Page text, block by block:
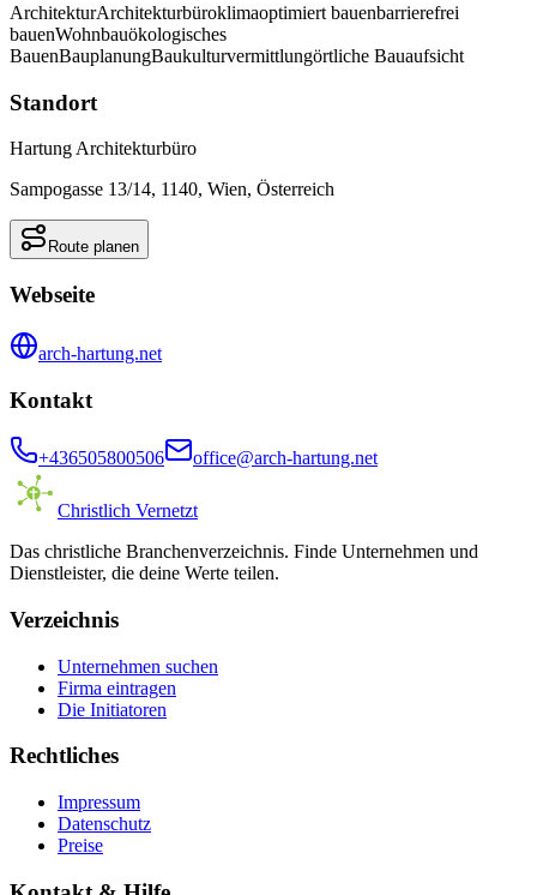
ArchitekturArchitekturbüroklimaoptimiert bauenbarrierefrei
bauenWohnbauökologisches
BauenBauplanungBaukulturvermittlungörtliche Bauaufsicht
Standort
Hartung Architekturbüro
Sampogasse 13/14, 1140, Wien, Österreich
Route planen
Webseite
arch-hartung.net
Kontakt
+436505800506 office@arch-hartung.net
Christlich Vernetzt
Das christliche Branchenverzeichnis. Finde Unternehmen und
Dienstleister, die deine Werte teilen.
Verzeichnis
Unternehmen suchen
Firma eintragen
Die Initiatoren
Rechtliches
Impressum
Datenschutz
Preise